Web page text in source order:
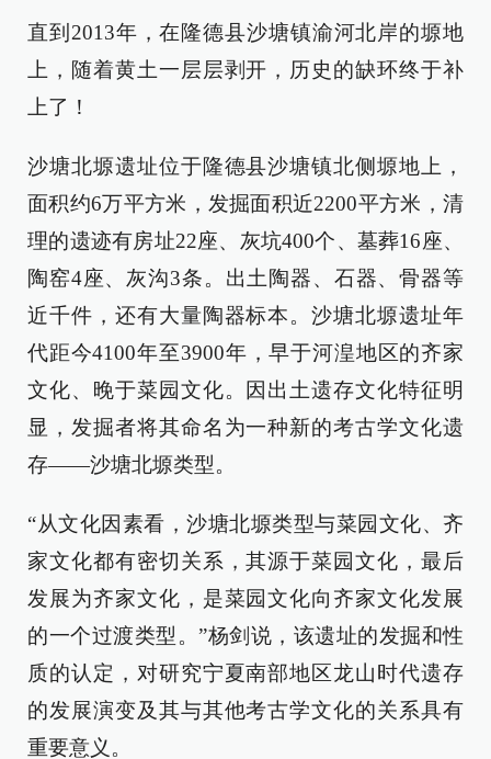
直到2013年，在隆德县沙塘镇渝河北岸的塬地
上，随着黄土一层层剥开，历史的缺环终于补
上了！
沙塘北塬遗址位于隆德县沙塘镇北侧塬地上，
面积约6万平方米，发掘面积近2200平方米，清
理的遗迹有房址22座、灰坑400个、墓葬16座、
陶窑4座、灰沟3条。出土陶器、石器、骨器等
近千件，还有大量陶器标本。沙塘北塬遗址年
代距今4100年至3900年，早于河湟地区的齐家
文化、晚于菜园文化。因出土遗存文化特征明
显，发掘者将其命名为一种新的考古学文化遗
存——沙塘北塬类型。
“从文化因素看，沙塘北塬类型与菜园文化、齐
家文化都有密切关系，其源于菜园文化，最后
发展为齐家文化，是菜园文化向齐家文化发展
的一个过渡类型。”杨剑说，该遗址的发掘和性
质的认定，对研究宁夏南部地区龙山时代遗存
的发展演变及其与其他考古学文化的关系具有
重要意义。